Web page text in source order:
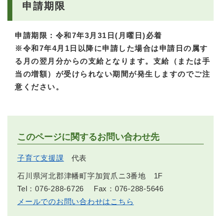
申請期限
申請期限：令和7年3月31日(月曜日)必着
※令和7年4月1日以降に申請した場合は申請日の属す
る月の翌月分からの支給となります。支給（または手
当の増額）が受けられない期間が発生しますのでご注
意ください。
このページに関するお問い合わせ先
子育て支援課 代表
石川県河北郡津幡町字加賀爪ニ3番地 1F
Tel：076-288-6726
Fax：076-288-5646
メールでのお問い合わせはこちら